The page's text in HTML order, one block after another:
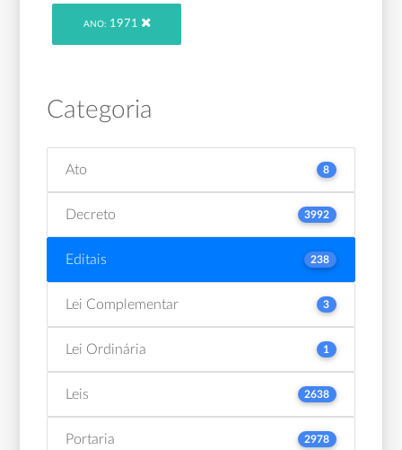
ANO: 1971
Categoria
Ato 8
Decreto 3992
Editais 238
Lei Complementar 3
Lei Ordinária 1
Leis 2638
Portaria 2978